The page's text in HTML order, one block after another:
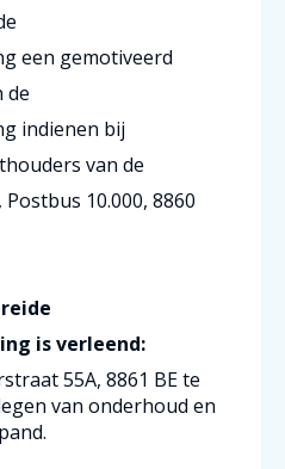
een gemotiveerd
de
indienen bij
van de
10.000, 8860
is verleend:
55A, 8861 BE te
van onderhoud en